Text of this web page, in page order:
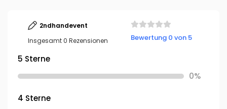
2ndhandevent
Insgesamt 0 Rezensionen
Bewertung 0 von 5
5 Sterne
0%
4 Sterne